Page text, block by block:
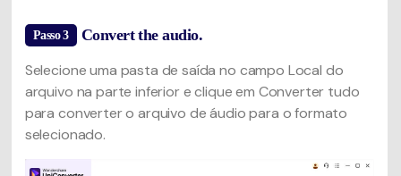
Passo 3 Convert the audio.
Selecione uma pasta de saída no campo Local do
arquivo na parte inferior e clique em Converter tudo
para converter o arquivo de áudio para o formato
selecionado.